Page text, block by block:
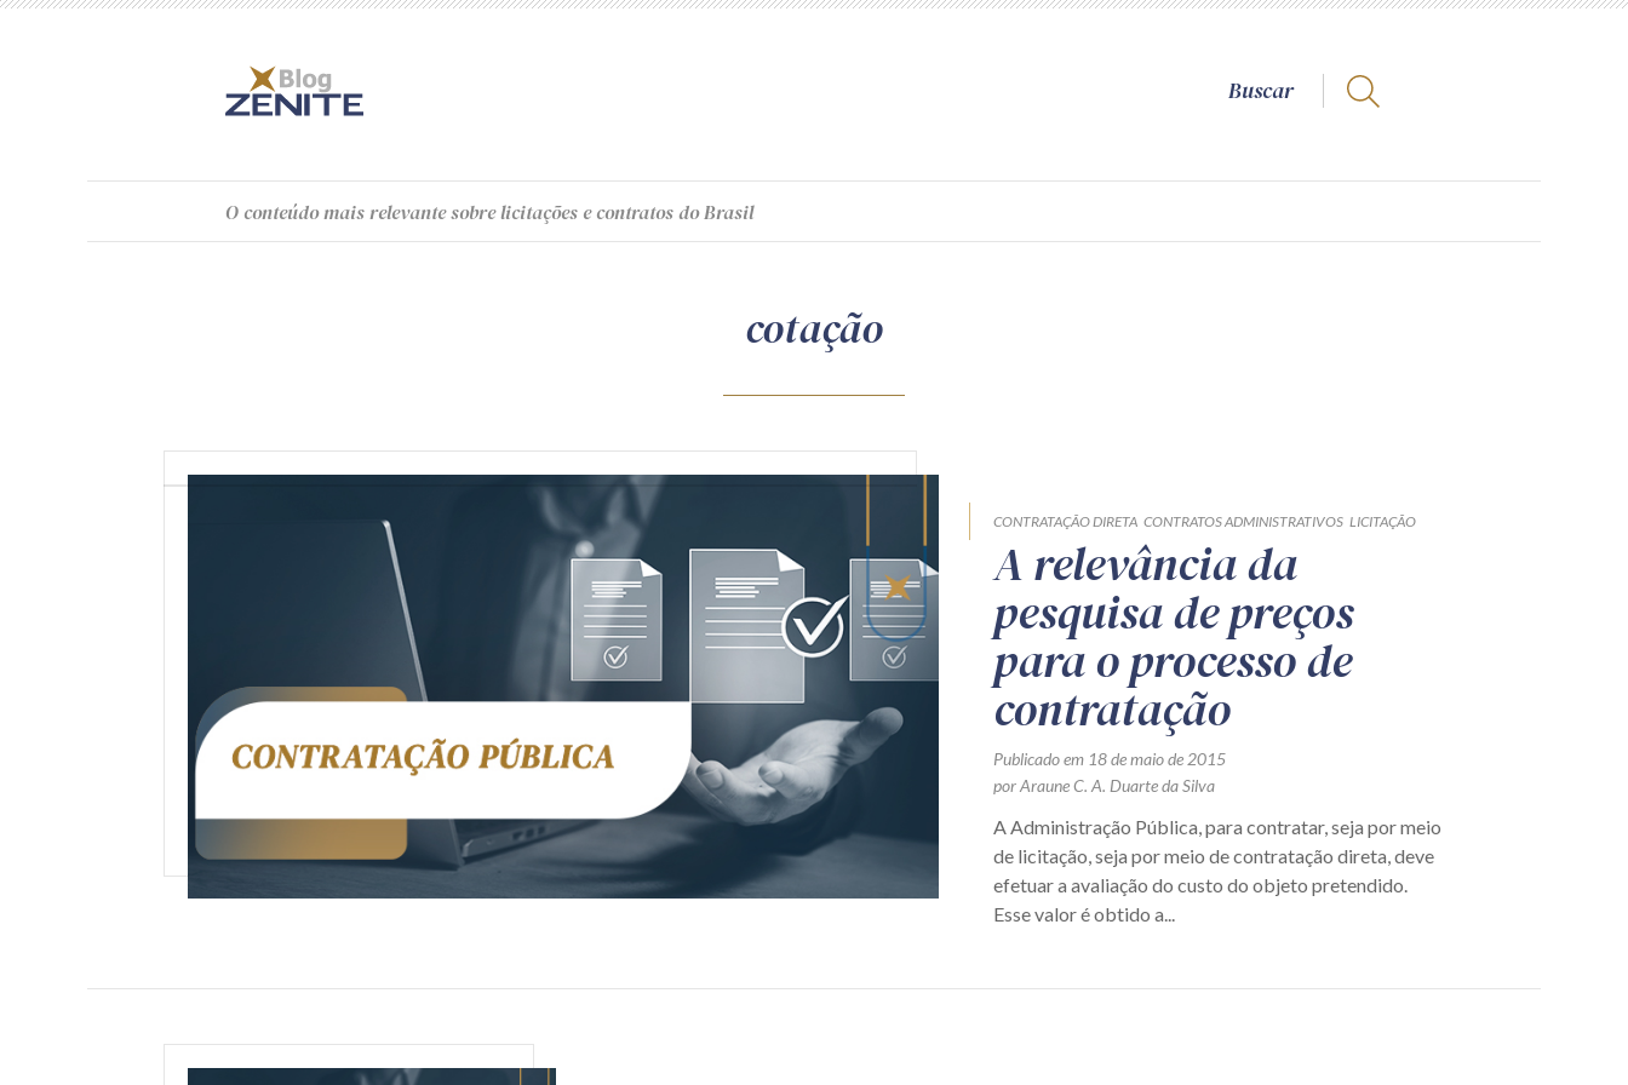
O conteúdomais relevante sobre licitações e contratos do Brasil
cotação
CONTRATAÇÃO DIRETA CONTRATOS ADMINISTRATIVOS LICITAÇÃO
A relevância da
pesquisa de preços
para o processo de
contratação
Publicado em 18 de maio de 2015
por Araune C. A. Duarte da Silva
A Administração Pública, para contratar, seja por meio
de licitação, seja por meio de contratação direta, deve
efetuar a avaliação do custo do objeto pretendido.
Esse valor é obtido a...